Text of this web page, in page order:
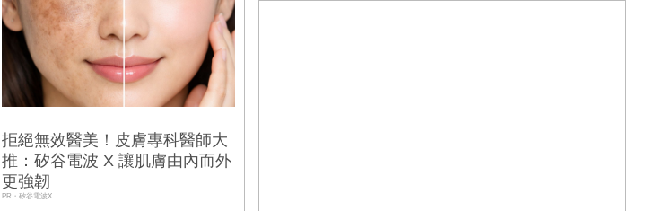
拒絕無效醫美！皮膚專科醫師大
推：矽谷電波 X 讓肌膚由內而外
更強韌
PR・矽谷電波X